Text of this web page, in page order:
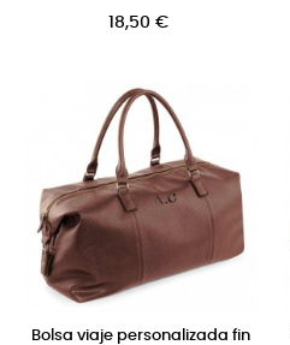
18,50 €
Bolsa viaje personalizada fin